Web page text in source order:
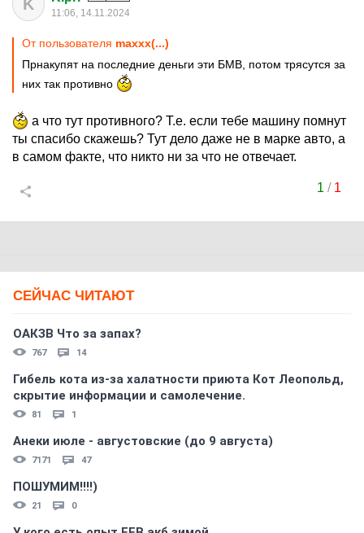
K 11:06, 14.11.2024
От пользователя maxxx(...)
Прнакупят на последние деньги эти БМВ, потом трясутся за
них так противно
а что тут противного? Т.е. если тебе машину помнут
ты спасибо скажешь? Тут дело даже не в марке авто, а
в самом факте, что никто ни за что не отвечает.
1 / 1
СЕЙЧАС ЧИТАЮТ
ОАКЗВ Что за запах?
767 14
Гибель кота из-за халатности приюта Кот Леопольд,
скрытиe информации и самолечение.
81 1
Анеки июле - августовские (до 9 августа)
7171 47
ПОШУМИМ!!!!)
21 0